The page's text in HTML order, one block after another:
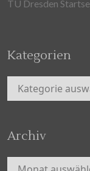
TU Dresden
Kategorien
Kategorien
Archiv
Archiv